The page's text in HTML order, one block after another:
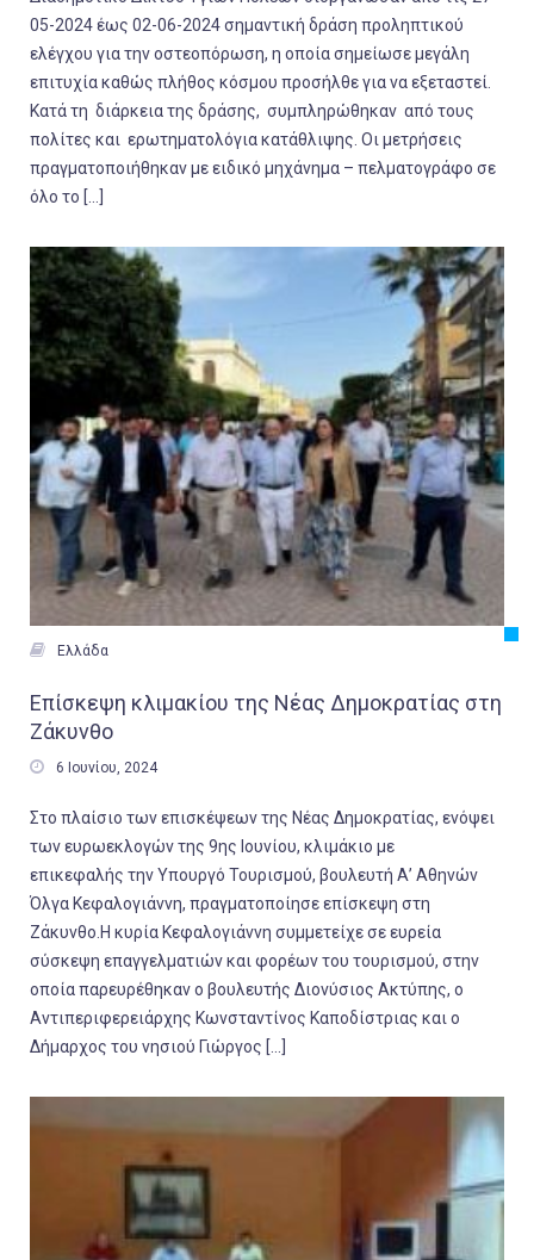
05-2024 έως 02-06-2024 σημαντική δράση προληπτικού
ελέγχου για την οστεοπόρωση, η οποία σημείωσε μεγάλη
επιτυχία καθώς πλήθος κόσμου προσήλθε για να εξεταστεί.
Κατά τη διάρκεια της δράσης, συμπληρώθηκαν από τους
πολίτες και ερωτηματολόγια κατάθλιψης. Οι μετρήσεις
πραγματοποιήθηκαν με ειδικό μηχάνημα – πελματογράφο σε
όλο το […]
 Ελλάδα
Επίσκεψη κλιμακίου της Νέας Δημοκρατίας στη
Ζάκυνθο
 6 Ιουνίου, 2024
Στο πλαίσιο των επισκέψεων της Νέας Δημοκρατίας, ενόψει
των ευρωεκλογών της 9ης Ιουνίου, κλιμάκιο με
επικεφαλής την Υπουργό Τουρισμού, βουλευτή Α’ Αθηνών
Όλγα Κεφαλογιάννη, πραγματοποίησε επίσκεψη στη
Ζάκυνθο.Η κυρία Κεφαλογιάννη συμμετείχε σε ευρεία
σύσκεψη επαγγελματιών και φορέων του τουρισμού, στην
οποία παρευρέθηκαν ο βουλευτής Διονύσιος Ακτύπης, ο
Αντιπεριφερειάρχης Κωνσταντίνος Καποδίστριας και ο
Δήμαρχος του νησιού Γιώργος […]